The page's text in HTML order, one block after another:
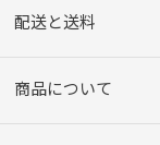
配送と送料
商品について